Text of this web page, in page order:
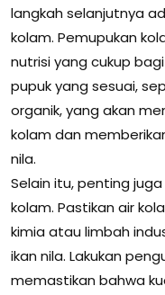
langkah selanjutnya
kolam. Pemupukan
nutrisi yang cukup
pupuk yang sesuai,
organik, yang akan
kolam dan
nila.
Selain itu, penting
kolam. Pastikan air
kimia atau limbah
ikan nila. Lakukan
memastikan bahwa